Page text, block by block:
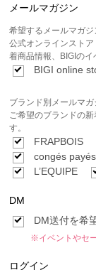
メールマガジン
希望するメールマガジ
公式オンラインスト
着商品情報、BIGIのイ
BIGI online
ブランド別メールマガ
ご希望のブランドの
す。
FRAPBOIS
congés payés
L’EQUIPE
DM
DM送付を希
※イベントやセ
ログイン